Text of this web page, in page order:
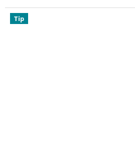
4,5
Tip